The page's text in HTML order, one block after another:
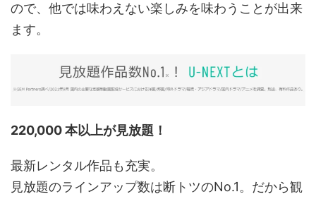
ので、他では味わえない楽しみを味わうことが出来
ます。
220,000 本以上が見放題！
最新レンタル作品も充実。
見放題のラインアップ数は断トツのNo.1。だから観